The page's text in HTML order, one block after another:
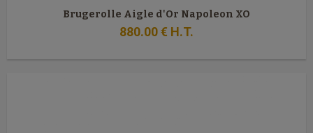
Brugerolle Aigle d'Or Napoleon XO
880.00€ H.T.